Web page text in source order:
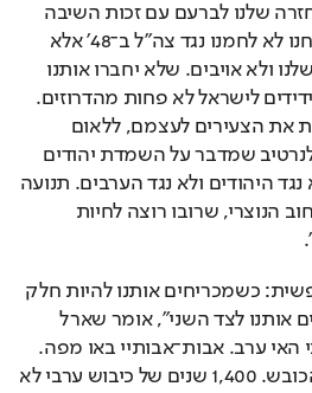
בזעם, "הם קושרים את החזרה שלנו לברעם עם זכות השיבה
של מיליון פליטים. אבל אנחנו לא לחמנו נגד צה"ל ב־48' אלא
סייענו ליהודים. הם אחים שלנו ולא אויבים. שלא יחברו אותנו
למאבק הפלשתיני. אנחנו ידידים לישראל לא פחות מהדרוזים.
הפנייה לשר הפנים מחברת את הצעירים לעצמם, ללאום
שלהם, במקום שיתחברו לנרטיב שמדבר על השמדת יהודים
שהם נדחקו אליו. אנחנו לא נגד היהודים ולא נגד הערבים. תנועה
כזו יכולה לגרוף את כל הרחוב הנוצרי, שרובו רוצה לחיות
"המדינה עשתה טעות טיפשית: כשמכריחים אותנו להיות חלק
מבני הלאום הערבי, דוחקים אותנו לצד השני", אומר שארל
יעקב. "הרי לא הגענו מחצי האי ערב. אבות־אבותיי באו מפה.
המוסלמים והערבים הם הכובש. 1,400 שנים של כיבוש ערבי לא